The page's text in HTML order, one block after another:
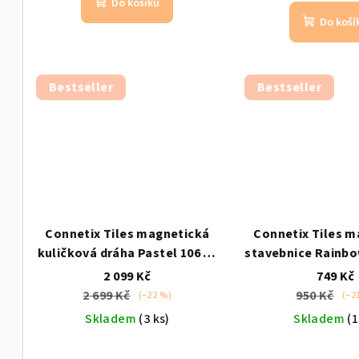
Do košíku
Do
Bestseller
Connetix Tiles magnetická
kuličková dráha Pastel 106 ks
kompatibilní s MAGNA-TILES |
od 3 let
2 099 Kč
2 699 Kč
(–22 %)
Skladem (3 ks)
Bestseller
Connetix Tiles
stavebnice
Mini /
kompatibilní s
749 Kč
950 Kč
Skladem